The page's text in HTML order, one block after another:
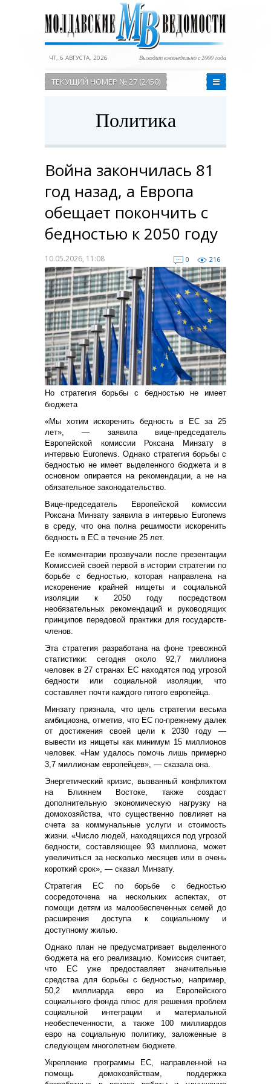
ЧТ, 6 АВГУСТА, 2026 Выходит еженедельно с 2000 года
ТЕКУЩИЙ НОМЕР № 27 (2450)
Политика
Война закончилась 81
год назад, а Европа
обещает покончить с
бедностью к 2050 году
10.05.2026, 11:08 0 216
Но стратегия борьбы с бедностью не имеет
бюджета
«Мы хотим искоренить бедность в ЕС за 25
лет», — заявила вице-председатель
Европейской комиссии Роксана Минзату в
интервью Euronews. Однако стратегия борьбы с
бедностью не имеет выделенного бюджета и в
основном опирается на рекомендации, а не на
обязательное законодательство.
Вице-председатель Европейской комиссии
Роксана Минзату заявила в интервью Euronews
в среду, что она полна решимости искоренить
бедность в ЕС в течение 25 лет.
Ее комментарии прозвучали после презентации
Комиссией своей первой в истории стратегии по
борьбе с бедностью, которая направлена на
искоренение крайней нищеты и социальной
изоляции к 2050 году посредством
необязательных рекомендаций и руководящих
принципов передовой практики для государств-
членов.
Эта стратегия разработана на фоне тревожной
статистики: сегодня около 92,7 миллиона
человек в 27 странах ЕС находятся под угрозой
бедности или социальной изоляции, что
составляет почти каждого пятого европейца.
Минзату признала, что цель стратегии весьма
амбициозна, отметив, что ЕС по-прежнему далек
от достижения своей цели к 2030 году —
вывести из нищеты как минимум 15 миллионов
человек. «Нам удалось помочь лишь примерно
3,7 миллионам европейцев», — сказала она.
Энергетический кризис, вызванный конфликтом
на Ближнем Востоке, также создаст
дополнительную экономическую нагрузку на
домохозяйства, что существенно повлияет на
счета за коммунальные услуги и стоимость
жизни. «Число людей, находящихся под угрозой
бедности, составляющее 93 миллиона, может
увеличиться за несколько месяцев или в очень
короткий срок», — сказал Минзату.
Стратегия ЕС по борьбе с бедностью
сосредоточена на нескольких аспектах, от
помощи детям из малообеспеченных семей до
расширения доступа к социальному и
доступному жилью.
Однако план не предусматривает выделенного
бюджета на его реализацию. Комиссия считает,
что ЕС уже предоставляет значительные
средства для борьбы с бедностью, например,
50,2 миллиарда евро из Европейского
социального фонда плюс для решения проблем
социальной интеграции и материальной
необеспеченности, а также 100 миллиардов
евро на социальную политику, заложенные в
следующем многолетнем бюджете.
Укрепление программы ЕС, направленной на
помощь домохозяйствам, поддержка